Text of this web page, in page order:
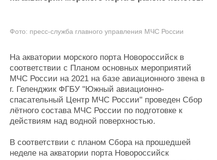
Конференции
Выставки и семинары
Личности
Словарь
Флот
Галерея флота
Форум
Отзывы
Все службы
Фото: пресс-служба главного управления МЧС России
На акватории морского порта Новороссийск в
соответствии с Планом основных мероприятий
МЧС России на 2021 на базе авиационного звена в
г. Геленджик ФГБУ "Южный авиационно-
спасательный Центр МЧС России" проведен Сбор
лётного состава МЧС России по подготовке к
действиям над водной поверхностью.
В соответствии с планом Сбора на прошедшей
неделе на акватории порта Новороссийск